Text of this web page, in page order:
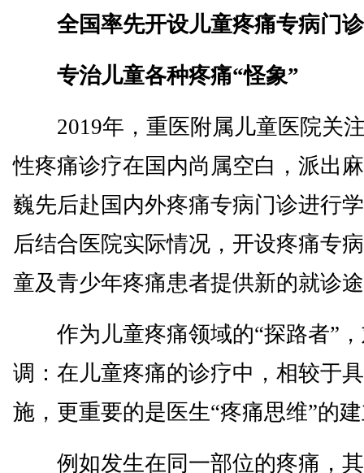
全国率先开设儿童疼痛专病门诊
专治儿童各种疼痛“怪象”
2019年，重医附属儿童医院关
性疼痛诊疗在国内尚属空白，派出
巍先后赴国内外疼痛专病门诊进行
后结合医院实际情况，开设疼痛专
童及青少年疼痛患者提供新的就诊
作为儿童疼痛领域的“探路者”，
调：在儿童疼痛的诊疗中，相较于
施，更重要的是医生“疼痛思维”的
例如发生在同一部位的疼痛，其